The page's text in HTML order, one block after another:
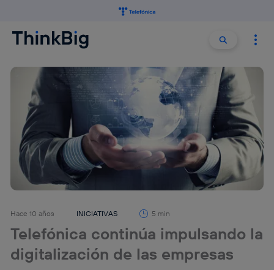
Buscar
Hace 10 años INICIATIVAS 5 min
Telefónica continúa impulsando la
digitalización de las empresas